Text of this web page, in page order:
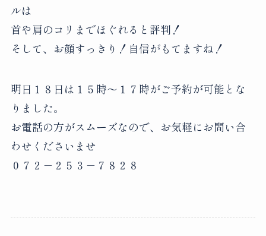
ルは
首や肩のコリまでほぐれると評判！
そして、お顔すっきり！自信がもてますね！
明日１８日は１５時～１７時がご予約が可能とな
りました。
お電話の方がスムーズなので、お気軽にお問い合
わせくださいませ
０７２－２５３－７８２８